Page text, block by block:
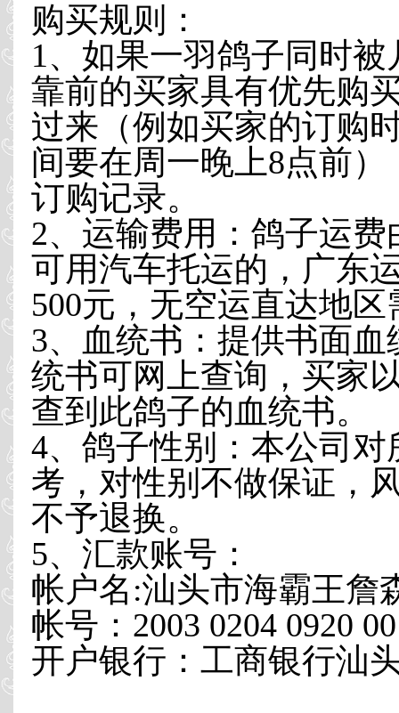
购买规则：
1、如果一羽鸽子同时
靠前的买家具有优先购
过来（例如买家的订购
间要在周一晚上8点前
订购记录。
2、运输费用：鸽子运
可用汽车托运的，广东
500元，无空运直达地
3、血统书：提供书面
统书可网上查询，买家
查到此鸽子的血统书。
4、鸽子性别：本公司
考，对性别不做保证，
不予退换。
5、汇款账号：
帐户名:汕头市海霸王詹
帐号：2003 0204 0920
开户银行：工商银行汕